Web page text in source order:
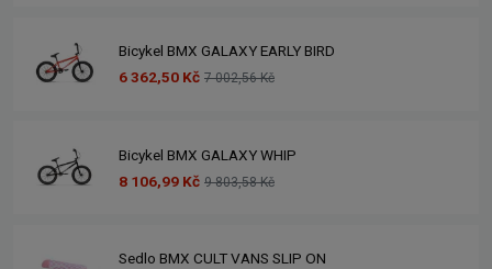
Bicykel BMX GALAXY EARLY BIRD
6 362,50 Kč 7 002,56 Kč
Bicykel BMX GALAXY WHIP
8 106,99 Kč 9 803,58 Kč
Sedlo BMX CULT VANS SLIP ON